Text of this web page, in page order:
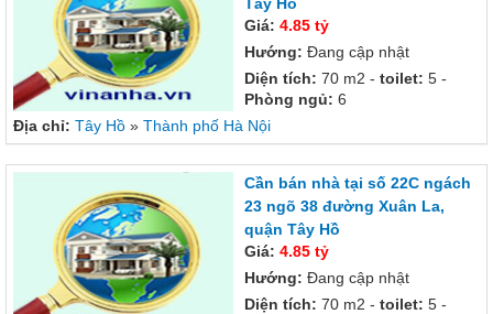
Giá: 4.85 tỷ
Hướng: Đang cập nhật
Diện tích: 70 m2 - toilet: 5 -
Phòng ngủ: 6
Địa chỉ: Tây Hồ » Thành phố Hà Nội
Cần bán nhà tại số 22C ngách
23 ngõ 38 đường Xuân La,
quận Tây Hồ
Giá: 4.85 tỷ
Hướng: Đang cập nhật
Diện tích: 70 m2 - toilet: 5 -